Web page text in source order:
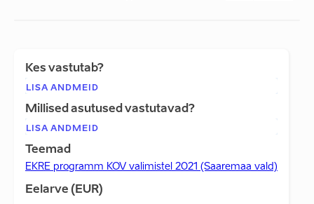
Kes vastutab?
LISA ANDMEID
Millised asutused vastutavad?
LISA ANDMEID
Teemad
EKRE programm KOV valimistel 2021 (Saaremaa vald)
Eelarve (EUR)